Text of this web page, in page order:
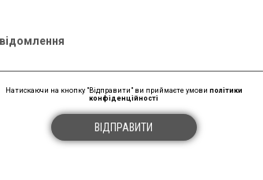
Натискаючи на кнопку "Відправити" ви приймаєте умови політики
конфіденційності
ВІДПРАВИТИ